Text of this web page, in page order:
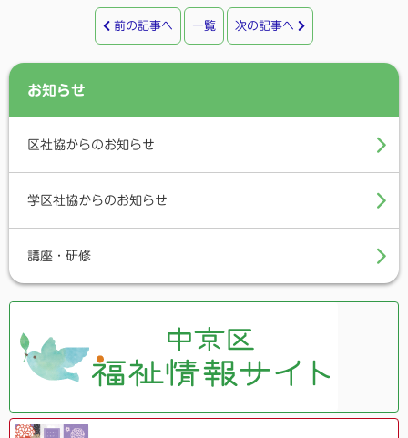
b
o
t
e
r
前の記事へ 一覧 次の記事へ
お知らせ
区社協からのお知らせ
学区社協からのお知らせ
講座・研修